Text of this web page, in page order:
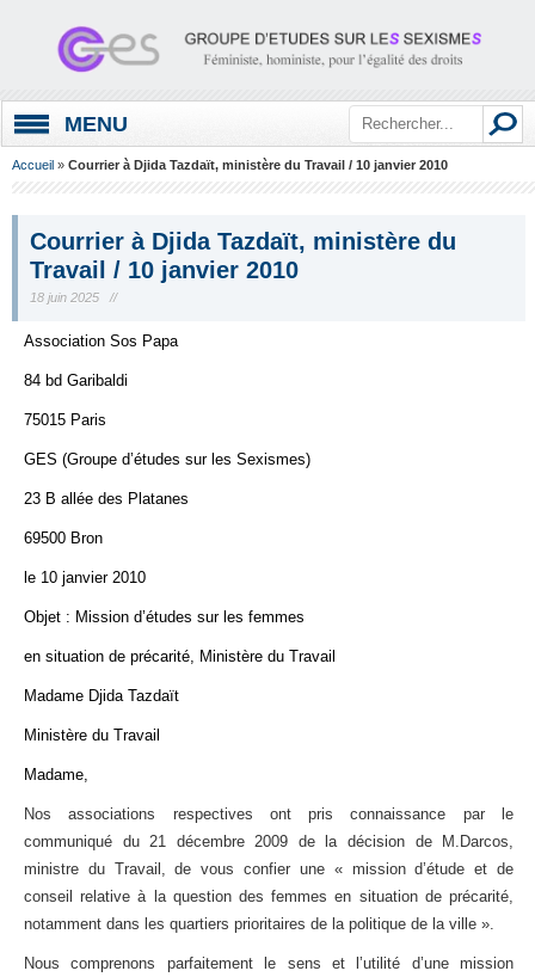
MENU
Accueil » Courrier à Djida Tazdaït, ministère du Travail / 10 janvier 2010
Courrier à Djida Tazdaït, ministère du
Travail / 10 janvier 2010
18 juin 2025 //
Association Sos Papa
84 bd Garibaldi
75015 Paris
GES (Groupe d’études sur les Sexismes)
23 B allée des Platanes
69500 Bron
le 10 janvier 2010
Objet : Mission d’études sur les femmes
en situation de précarité, Ministère du Travail
Madame Djida Tazdaït
Ministère du Travail
Madame,
Nos associations respectives ont pris connaissance par le
communiqué du 21 décembre 2009 de la décision de M.Darcos,
ministre du Travail, de vous confier une « missiond’étude et de
conseil relative à la question des femmes en situation de précarité,
notamment dans les quartiers prioritaires de la politique de la ville ».
Nous comprenons parfaitement le sens et l’utilité d’une mission